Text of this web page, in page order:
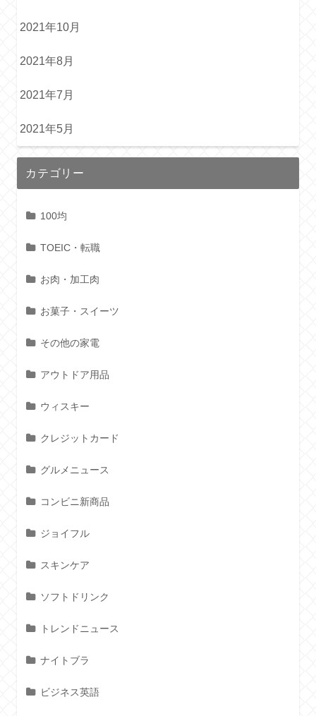
2021年10月
2021年8月
2021年7月
2021年5月
カテゴリー
100均
TOEIC・転職
お肉・加工肉
お菓子・スイーツ
その他の家電
アウトドア用品
ウィスキー
クレジットカード
グルメニュース
コンビニ新商品
ジョイフル
スキンケア
ソフトドリンク
トレンドニュース
ナイトブラ
ビジネス英語